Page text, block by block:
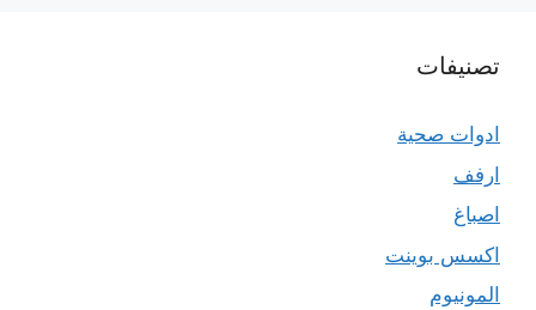
تصنيفات
ادوات صحية
ارفف
اصباغ
اكسس بوينت
المونيوم